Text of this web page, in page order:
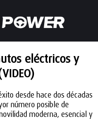
eléctricos y
desde hace dos décadas
número posible de
moderna, esencial y